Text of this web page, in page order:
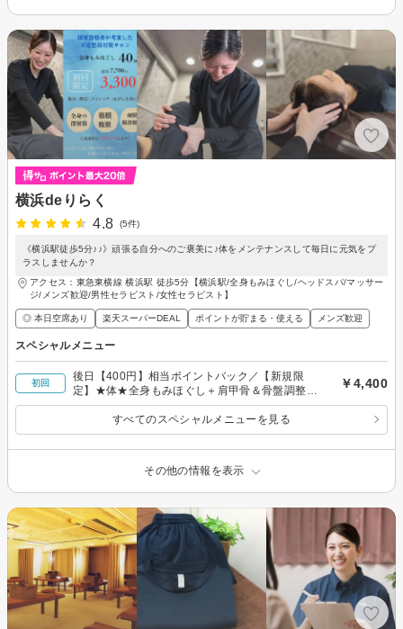
横浜deりらく
4.8
(5件)
《横浜駅徒歩5分♪♪》頑張る自分へのご褒美に♪体をメンテナンスして毎日に元気をプ
ラスしませんか？
アクセス：東急東横線 横浜駅 徒歩5分【横浜駅/全身もみほぐし/ヘッドスパ/マッサー
ジ/メンズ歓迎/男性セラピスト/女性セラピスト】
◎ 本日空席あり 楽天スーパーDEAL ポイントが貯まる・使える メンズ歓迎
スペシャルメニュー
初回
後日【400円】相当ポイントバック／【新規限
定】★体★全身もみほぐし＋肩甲骨＆骨盤調整＋
首＆下肢ストレッチ70分
￥4,400
すべてのスペシャルメニューを見る
その他の情報を表示